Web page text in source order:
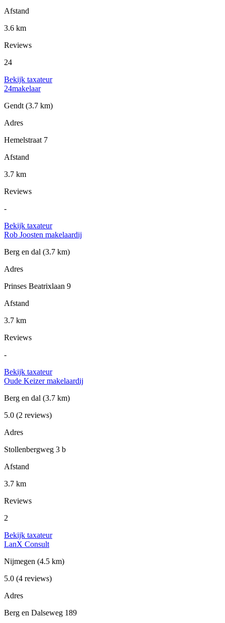
Afstand
3.6 km
Reviews
24
Bekijk taxateur
24makelaar
Gendt (3.7 km)
Adres
Hemelstraat 7
Afstand
3.7 km
Reviews
-
Bekijk taxateur
Rob Joosten makelaardij
Berg en dal (3.7 km)
Adres
Prinses Beatrixlaan 9
Afstand
3.7 km
Reviews
-
Bekijk taxateur
Oude Keizer makelaardij
Berg en dal (3.7 km)
5.0 (2 reviews)
Adres
Stollenbergweg 3 b
Afstand
3.7 km
Reviews
2
Bekijk taxateur
LanX Consult
Nijmegen (4.5 km)
5.0 (4 reviews)
Adres
Berg en Dalseweg 189